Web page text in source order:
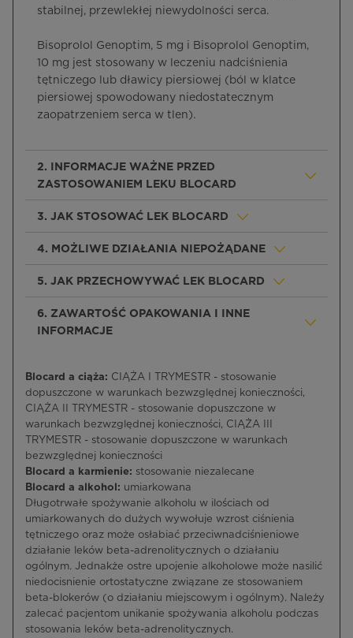
stabilnej, przewlekłej niewydolności serca.
Bisoprolol Genoptim, 5 mg i Bisoprolol Genoptim,
10 mg jest stosowany w leczeniu nadciśnienia
tętniczego lub dławicy piersiowej (ból w klatce
piersiowej spowodowany niedostatecznym
zaopatrzeniem serca w tlen).
2. INFORMACJE WAŻNE PRZED
ZASTOSOWANIEM LEKU BLOCARD
3. JAK STOSOWAĆ LEK BLOCARD
4. MOŻLIWE DZIAŁANIA NIEPOŻĄDANE
5. JAK PRZECHOWYWAĆ LEK BLOCARD
6. ZAWARTOŚĆ OPAKOWANIA I INNE
INFORMACJE
Blocard a ciąża: CIĄŻA I TRYMESTR - stosowanie
dopuszczone w warunkach bezwzględnej konieczności,
CIĄŻA II TRYMESTR - stosowanie dopuszczone w
warunkach bezwzględnej konieczności, CIĄŻA III
TRYMESTR - stosowanie dopuszczone w warunkach
bezwzględnej konieczności
Blocard a karmienie: stosowanie niezalecane
Blocard a alkohol: umiarkowana
Długotrwałe spożywanie alkoholu w ilościach od
umiarkowanych do dużych wywołuje wzrost ciśnienia
tętniczego oraz może osłabiać przeciwnadciśnieniowe
działanie leków beta-adrenolitycznych o działaniu
ogólnym. Jednakże ostre upojenie alkoholowe może nasilić
niedocisnienie ortostatyczne związane ze stosowaniem
beta-blokerów (o działaniu miejscowym i ogólnym). Należy
zalecać pacjentom unikanie spożywania alkoholu podczas
stosowania leków beta-adrenolitycznych.